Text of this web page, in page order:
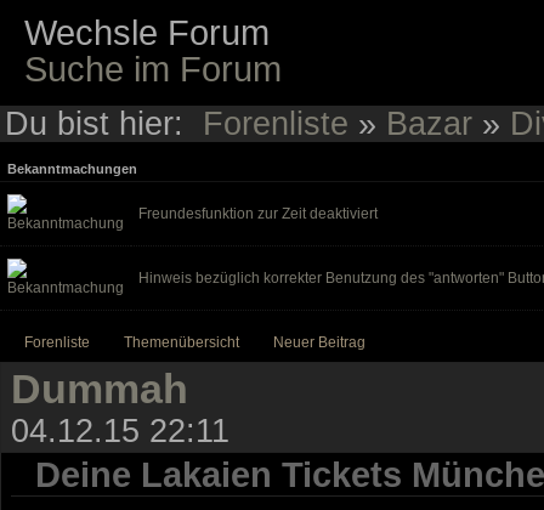
Wechsle Forum
Suche im Forum
Du bist hier: Forenliste » Bazar »
Bekanntmachungen
Freundesfunktion zur Zeit deaktiviert
Hinweis bezüglich korrekter Benutzung des "antworten"
Forenliste Themenübersicht Neuer Beitrag
Dummah
04.12.15 22:11
Deine Lakaien Tickets